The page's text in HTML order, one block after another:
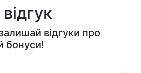
відгуки про
бонуси!